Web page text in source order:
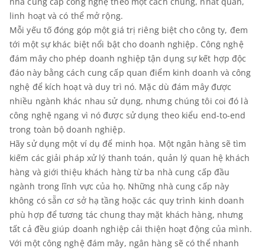
linh hoạt và có thể mở rộng.
Mỗi yếu tố đóng góp một giá trị riêng biệt cho công ty, đem
tới một sự khác biệt nổi bật cho doanh nghiệp. Công nghệ
đám mây cho phép doanh nghiệp tận dụng sự kết hợp độc
đáo này bằng cách cung cấp quan điểm kinh doanh và công
nghệ để kích hoạt và duy trì nó. Mặc dù đám mây được
nhiều ngành khác nhau sử dụng, nhưng chúng tôi coi đó là
công nghệ ngang vì nó được sử dụng theo kiểu end-to-end
trong toàn bộ doanh nghiệp.
Hãy sử dụng một ví dụ để minh họa. Một ngân hàng sẽ tìm
kiếm các giải pháp xử lý thanh toán, quản lý quan hệ khách
hàng và giới thiệu khách hàng từ ba nhà cung cấp đầu
ngành trong lĩnh vực của họ. Những nhà cung cấp này
không có sẵn cơ sở hạ tầng hoặc các quy trình kinh doanh
phù hợp để tương tác chung thay mặt khách hàng, nhưng
tất cả đều giúp doanh nghiệp cải thiện hoạt động của mình.
Với một công nghệ đám mây, ngân hàng sẽ có thể nhanh